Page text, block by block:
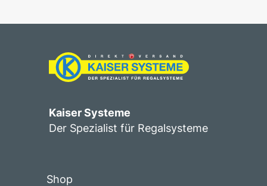
Kaiser Systeme
Der Spezialist für Regalsysteme
Shop